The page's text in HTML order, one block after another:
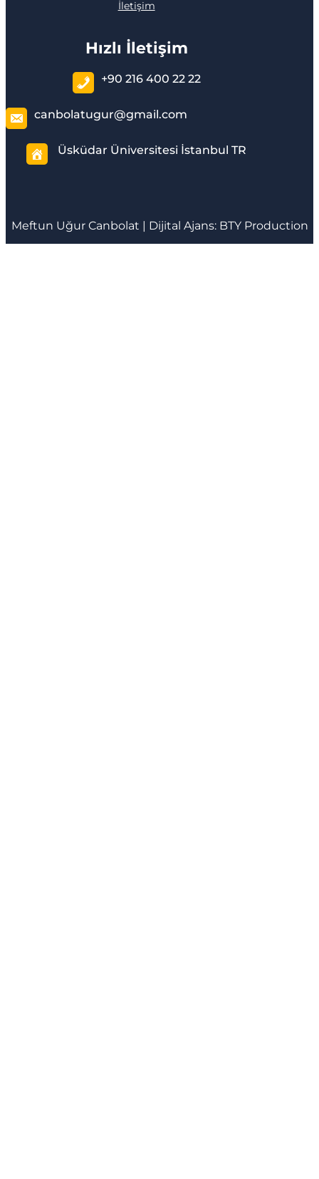
İletişim
Hızlı İletişim
+90 216 400 22 22
canbolatugur@gmail.com
Üsküdar Üniversitesi İstanbul TR
Meftun Uğur Canbolat | Dijital Ajans: BTY Production